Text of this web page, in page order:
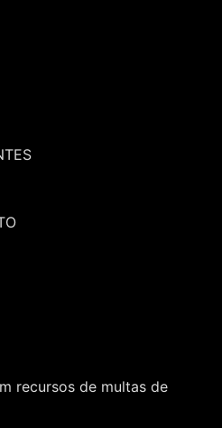
recursos de multas de